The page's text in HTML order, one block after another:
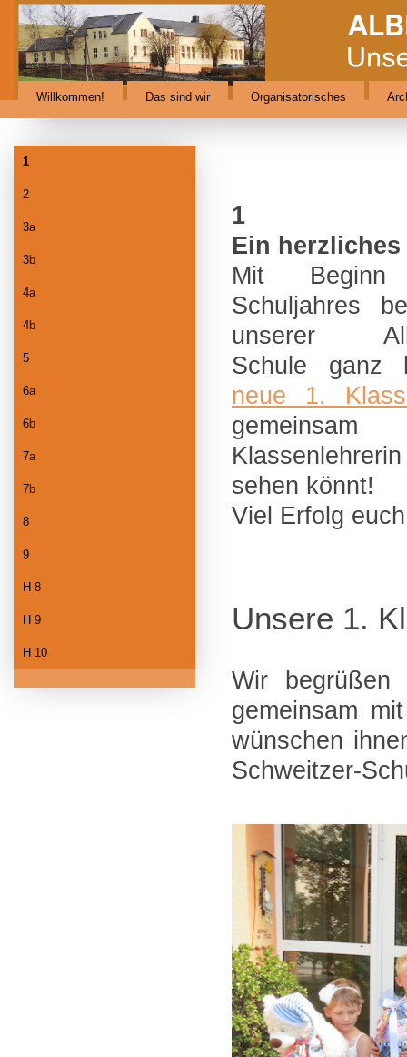
Willkommen! Das sind wir Organisatorisches
1
2
3a
3b
4a
4b
5
6a
6b
7a
7b
8
9
H 8
H 9
H 10
1
Ein
Mit
Schuljahres
unserer
Schule ganz
neue 1.
sehen könnt!
Viel Erfolg
Unsere 1.
Wir
gemeinsam
wünschen
Schweitzer-